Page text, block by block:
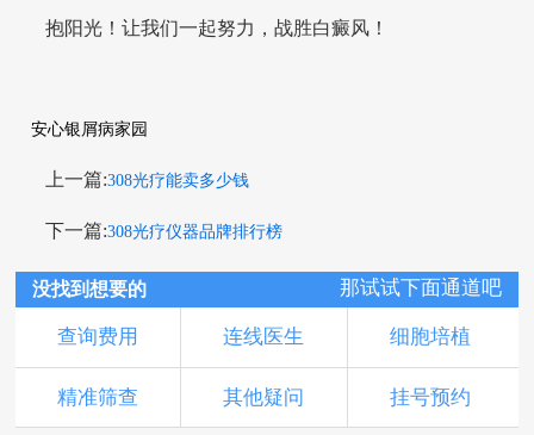
抱阳光！让我们一起努力，战胜白癜风！
安心银屑病家园
上一篇:308光疗能卖多少钱
下一篇:308光疗仪器品牌排行榜
没找到想要的 那试试下面通道吧
查询费用 连线医生 细胞培植
精准筛查 其他疑问 挂号预约